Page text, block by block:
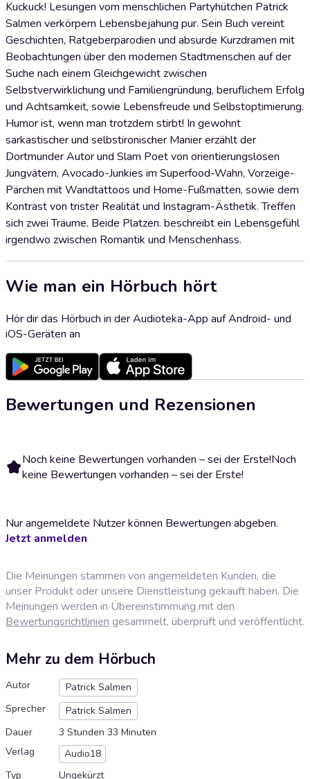
Kuckuck! Lesungen vom menschlichen Partyhütchen Patrick
Salmen verkörpern Lebensbejahung pur. Sein Buch vereint
Geschichten, Ratgeberparodien und absurde Kurzdramen mit
Beobachtungen über den modernen Stadtmenschen auf der
Suche nach einem Gleichgewicht zwischen
Selbstverwirklichung und Familiengründung, beruflichem Erfolg
und Achtsamkeit, sowie Lebensfreude und Selbstoptimierung.
Humor ist, wenn man trotzdem stirbt! In gewohnt
sarkastischer und selbstironischer Manier erzählt der
Dortmunder Autor und Slam Poet von orientierungslosen
Jungvätern, Avocado-Junkies im Superfood-Wahn, Vorzeige-
Pärchen mit Wandtattoos und Home-Fußmatten, sowie dem
Kontrast von trister Realität und Instagram-Ästhetik. Treffen
sich zwei Träume. Beide Platzen. beschreibt ein Lebensgefühl
irgendwo zwischen Romantik und Menschenhass.
Wie man ein Hörbuch hört
Hör dir das Hörbuch in der Audioteka-App auf Android- und
iOS-Geräten an
Bewertungen und Rezensionen
Noch keine Bewertungen vorhanden – sei der Erste!Noch
keine Bewertungen vorhanden – sei der Erste!
Nur angemeldete Nutzer können Bewertungen abgeben.
Jetzt anmelden
Die Meinungen stammen von angemeldeten Kunden, die
unser Produkt oder unsere Dienstleistung gekauft haben. Die
Meinungen werden in Übereinstimmung mit den
Bewertungsrichtlinien gesammelt, überprüft und veröffentlicht.
Mehr zu dem Hörbuch
Autor
Patrick Salmen
Sprecher
Patrick Salmen
Dauer
3 Stunden 33 Minuten
Verlag
Audio18
Typ
Ungekürzt